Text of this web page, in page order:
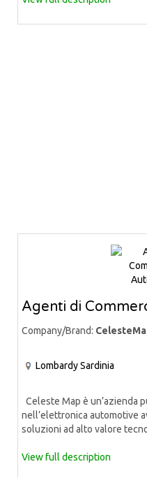
Agenti di
Company/Brand:
LombardySardinia
Celeste Map è un’azienda
nell’elettronica automotive
soluzioni ad alto valore
View full description